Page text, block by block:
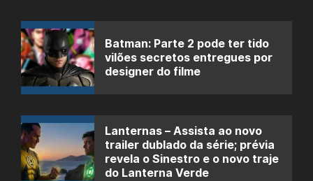
Batman: Parte 2 pode ter tido
vilões secretos entregues por
designer do filme
Lanternas – Assista ao novo
trailer dublado da série; prévia
revela o Sinestro e o novo traje
do Lanterna Verde